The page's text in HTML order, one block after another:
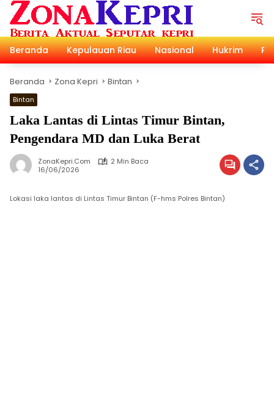
Langsung
konten
Beranda
Kepulauan Riau Nasional Hukrim
Beranda Zona Kepri Bintan
Bintan
Laka Lantas di Lintas Timur Bintan,
Pengendara MD dan Luka Berat
ZonaKepri.com
2 Min Baca
16/06/2026
Lokasi laka lantas di Lintas Timur Bintan (F-hms Polres Bintan)